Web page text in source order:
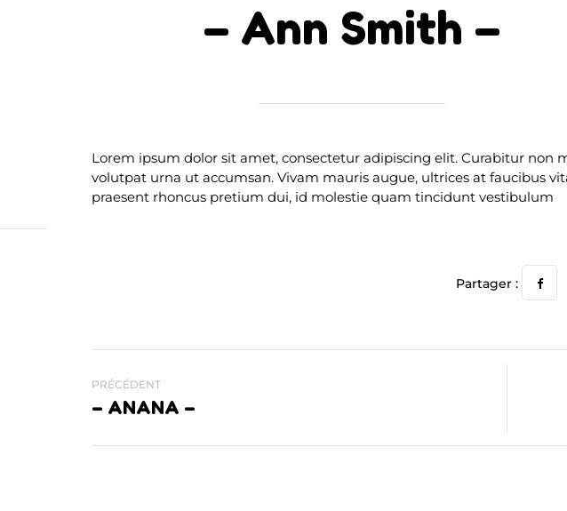
– Ann Smith –
Lorem ipsum dolor sit amet, consectetur adipiscing elit. Curabitur non
volutpat urna ut accumsan. Vivam mauris augue, ultrices at faucibus
praesent rhoncus pretium dui, id molestie quam tincidunt vestibulum
Partager :
PRÉCÉDENT
– ANANA –